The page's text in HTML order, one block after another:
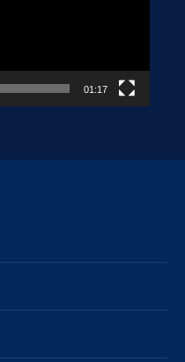
01:17